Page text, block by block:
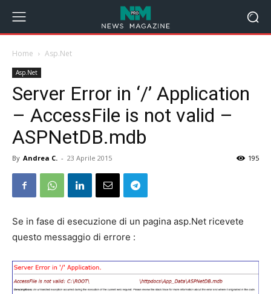
Home Asp.Net
Asp.Net
Server Error in ‘/’ Application
– AccessFile is not valid –
ASPNetDB.mdb
By Andrea C. - 23 Aprile 2015 195
Se in fase di esecuzione di un pagina asp.Net ricevete
questo messaggio di errore :